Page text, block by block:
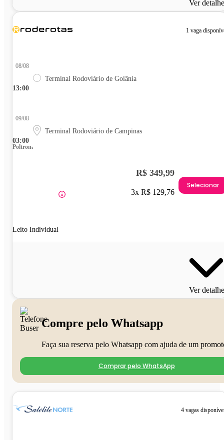
Ver
1 vaga
13:00
08/08
Terminal Rodoviário de Goiânia
03:00
09/08
Terminal Rodoviário de Campinas
Poltrona
Leito Individual
R$ 349,99
3x R$ 129,76
Selecionar
Ver
Compre pelo Whatsapp
Faça sua reserva pelo Whatsapp com ajuda de um
Comprar pelo WhatsApp
4 vagas